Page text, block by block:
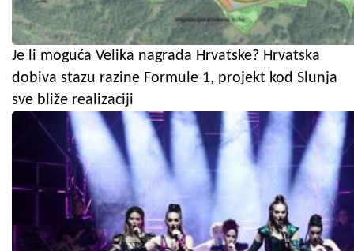
Je li moguća Velika nagrada Hrvatske? Hrvatska
dobiva stazu razine Formule 1, projekt kod Slunja
sve bliže realizaciji